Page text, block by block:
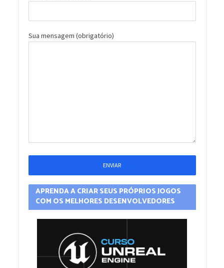
Sua mensagem (obrigatório)
APRENDA A CRIAR SEUS PRÓPRIOS JOGOS
COM OS MELHORES DESENVOLVEDORES